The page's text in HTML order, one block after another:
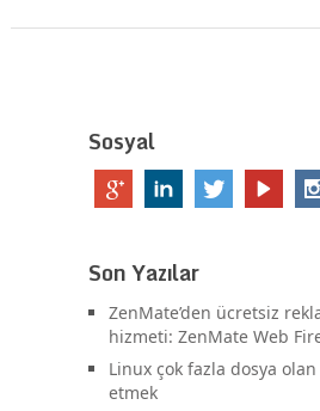
Sosyal
Son Yazılar
ZenMate’den ücretsiz
hizmeti: ZenMate Web
Linux çok fazla dosya
etmek